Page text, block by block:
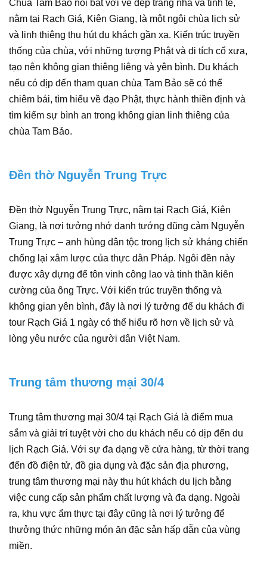
Chùa Tam Bảo nổi bật với vẻ đẹp trang nhã và tinh tế,
nằm tại Rạch Giá, Kiên Giang, là một ngôi chùa lịch sử
và linh thiêng thu hút du khách gần xa. Kiến trúc truyền
thống của chùa, với những tượng Phật và di tích cổ xưa,
tạo nên không gian thiêng liêng và yên bình. Du khách
nếu có dịp đến tham quan chùa Tam Bảo sẽ có thể
chiêm bái, tìm hiểu về đạo Phật, thực hành thiền định và
tìm kiếm sự bình an trong không gian linh thiêng của
chùa Tam Bảo.
Đền thờ Nguyễn Trung Trực
Đền thờ Nguyễn Trung Trực, nằm tại Rạch Giá, Kiên
Giang, là nơi tưởng nhớ danh tướng dũng cảm Nguyễn
Trung Trực – anh hùng dân tộc trong lịch sử kháng chiến
chống lại xâm lược của thực dân Pháp. Ngôi đền này
được xây dựng để tôn vinh công lao và tinh thần kiên
cường của ông Trực. Với kiến trúc truyền thống và
không gian yên bình, đây là nơi lý tưởng để du khách đi
tour Rạch Giá 1 ngày có thể hiểu rõ hơn về lịch sử và
lòng yêu nước của người dân Việt Nam.
Trung tâm thương mại 30/4
Trung tâm thương mại 30/4 tại Rạch Giá là điểm mua
sắm và giải trí tuyệt vời cho du khách nếu có dịp đến du
lịch Rạch Giá. Với sự đa dạng về cửa hàng, từ thời trang
đến đồ điện tử, đồ gia dụng và đặc sản địa phương,
trung tâm thương mại này thu hút khách du lịch bằng
việc cung cấp sản phẩm chất lượng và đa dạng. Ngoài
ra, khu vực ẩm thực tại đây cũng là nơi lý tưởng để
thưởng thức những món ăn đặc sản hấp dẫn của vùng
miền.